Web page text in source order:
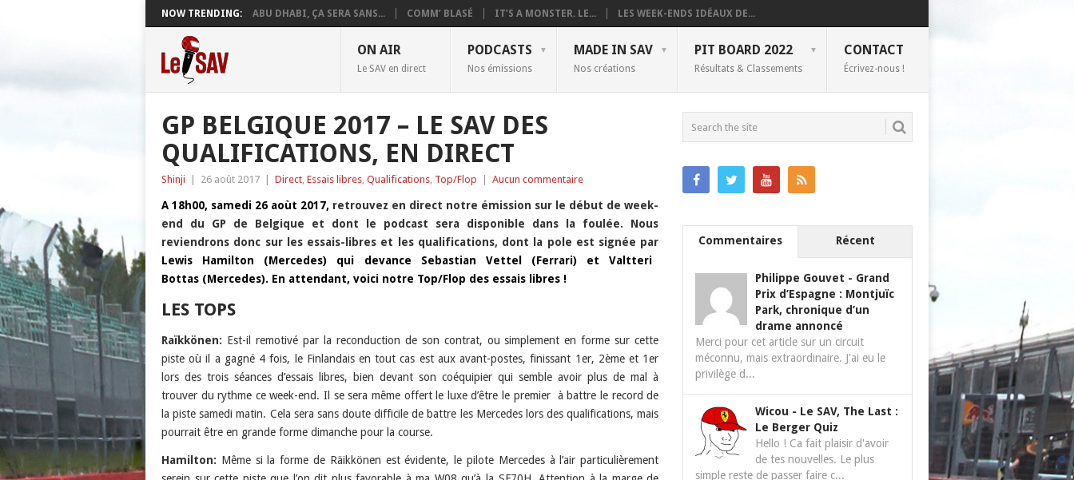
NOW TRENDING: ABU DHABI, ÇA SERA SANS... COMM’ BLASÉ IT’S A MONSTER. LE... LES WEEK-ENDS IDÉAUX DE...
ON AIR
Le SAV en direct
PODCASTS
Nos émissions
MADE IN SAV
Nos créations
PIT BOARD 2022
Résultats & Classements
CONTACT
Écrivez-nous !
GP BELGIQUE 2017 – LE SAV DES
QUALIFICATIONS, EN DIRECT
Shinji 26 août 2017 Direct, Essais libres, Qualifications, Top/Flop Aucun commentaire
A 18h00, samedi 26 aoùt 2017, retrouvez en direct notre émission sur le début de week-
end du GP de Belgique et dont le podcast sera disponible dans la foulée. Nous
reviendrons donc sur les essais-libres et les qualifications, dont la pole est signée par
Lewis Hamilton (Mercedes) qui devance Sebastian Vettel (Ferrari) et Valtteri
Bottas (Mercedes). En attendant, voici notre Top/Flop des essais libres !
LES TOPS
Raïkkönen: Est-il remotivé par la reconduction de son contrat, ou simplement en forme sur cette
piste où il a gagné 4 fois, le Finlandais en tout cas est aux avant-postes, finissant 1er, 2ème et 1er
lors des trois séances d’essais libres, bien devant son coéquipier qui semble avoir plus de mal à
trouver du rythme ce week-end. Il se sera même offert le luxe d’être le premier à battre le record de
la piste samedi matin. Cela sera sans doute difficile de battre les Mercedes lors des qualifications, mais
pourrait être en grande forme dimanche pour la course.
Hamilton: Même si la forme de Räikkönen est évidente, le pilote Mercedes à l’air particulièrement
Commentaires Récent
Philippe Gouvet - Grand
Prix d’Espagne : Montjuïc
Park, chronique d’un
drame annoncé
Merci pour cet article sur un circuit
méconnu, mais extraordinaire. J'ai eu le
privilège d...
Wicou - Le SAV, The Last :
Le Berger Quiz
Hello ! Ca fait plaisir d'avoir
de tes nouvelles. Le plus
simple reste de passer faire c...